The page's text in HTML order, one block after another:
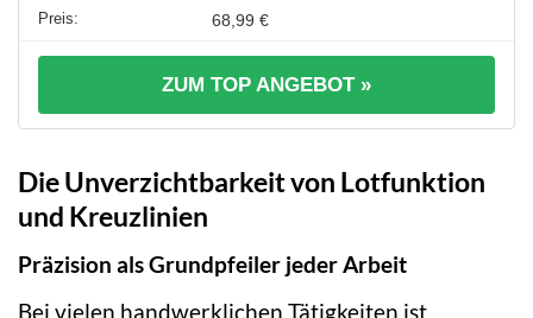
68,99 €
ZUM TOP ANGEBOT »
Die Unverzichtbarkeit von Lotfunktion
und Kreuzlinien
Präzision als Grundpfeiler jeder Arbeit
Bei vielen handwerklichen Tätigkeiten ist